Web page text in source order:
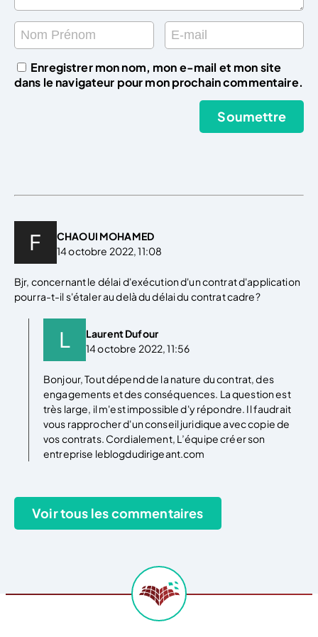
Enregistrer mon nom, mon e-mail et mon site
dans le navigateur pour mon prochain commentaire.
CHAOUI MOHAMED
14 octobre 2022, 11:08
Bjr, concernant le délai d'exécution d'un contrat d'application
pourra-t-il s'étaler au delà du délai du contrat cadre?
Laurent Dufour
14 octobre 2022, 11:56
Bonjour, Tout dépend de la nature du contrat, des
engagements et des conséquences. La question est
très large, il m'est impossible d'y répondre. Il faudrait
vous rapprocher d'un conseil juridique avec copie de
vos contrats. Cordialement, L’équipe créer son
entreprise leblogdudirigeant.com